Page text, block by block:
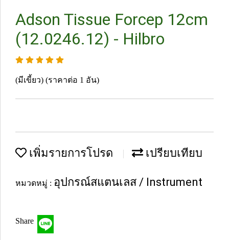
Adson Tissue Forcep 12cm
(12.0246.12) - Hilbro
(มีเขี้ยว) (ราคาต่อ 1 อัน)
เพิ่มรายการโปรด เปรียบเทียบ
หมวดหมู่ : อุปกรณ์สแตนเลส / Instrument
Share